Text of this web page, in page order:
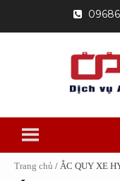
content
Trang chủ / ẮC QUY XE